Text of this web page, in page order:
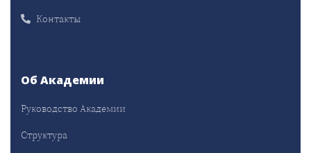
Контакты
Об Академии
Руководство Академии
Структура